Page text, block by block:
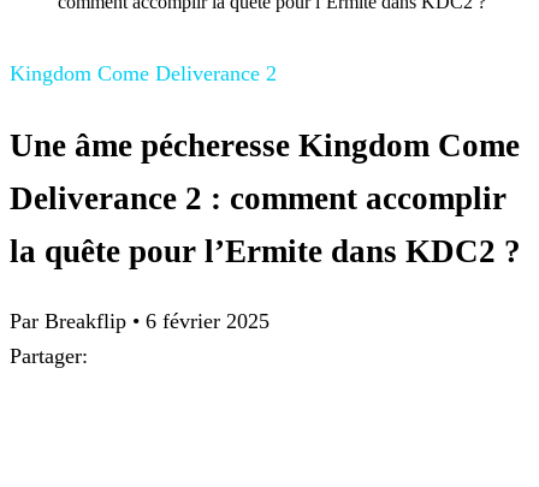
Kingdom Come Deliverance 2
Une âme pécheresse Kingdom Come
Deliverance 2 : comment accomplir
la quête pour l’Ermite dans KDC2 ?
Par Breakflip • 6 février 2025
Partager: